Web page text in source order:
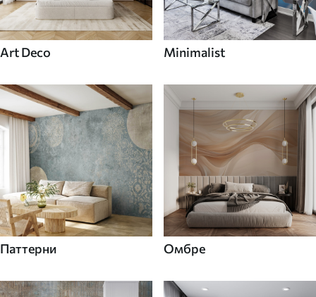
Art Deco Minimalist
Паттерни Омбре